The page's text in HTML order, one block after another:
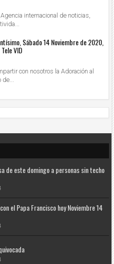
internacional de noticias,
Sábado 14 Noviembre de 2020,
VID
con nosotros la Adoración al
de este domingo a personas sin techo
el Papa Francisco hoy Noviembre 14